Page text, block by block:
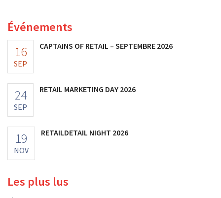
Événements
16
SEP
CAPTAINS OF RETAIL – SEPTEMBRE 2026
24
SEP
RETAIL MARKETING DAY 2026
19
NOV
RETAILDETAIL NIGHT 2026
Les plus lus